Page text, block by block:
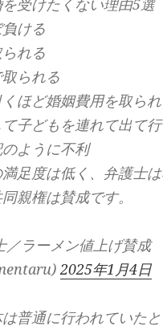
受けたくない理由5選
負ける
られる
取られる
くほど婚姻費用を取ら
て子どもを連れて出て
ように不利
足度は低く、弁護士
親権は賛成です。
ラーメン値上げ賛成
2025年1月4日
普通に行われていた